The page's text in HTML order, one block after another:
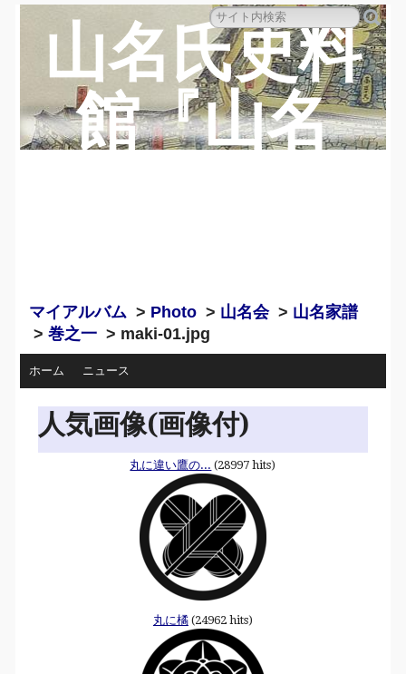
山名氏史料
館『山名
マイアルバム > Photo > 山名会> 山名家譜
>巻之一 > maki-01.jpg
ホーム ニュース
人気画像(画像付)
丸に違い鷹の... (28997 hits)
丸に橘(24962 hits)